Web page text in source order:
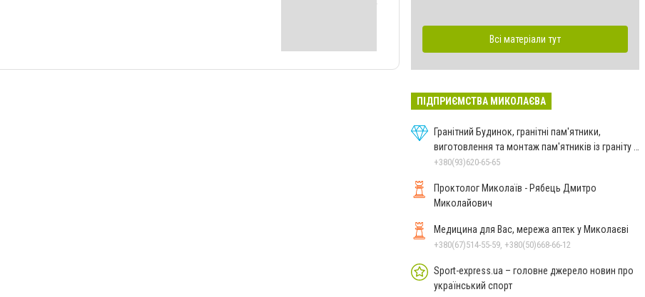
Всі матеріали тут
ПІДПРИЄМСТВА МИКОЛАЄВА
Гранітний Будинок, гранітні пам'ятники,
виготовлення та монтаж пам'ятників із граніту в
Миколаєві
+380(93)620-65-65
Проктолог Миколаїв - Рябець Дмитро
Миколайович
Медицина для Вас, мережа аптек у Миколаєві
+380(67)514-55-59, +380(50)668-66-12
Sport-express.ua – головне джерело новин про
український спорт